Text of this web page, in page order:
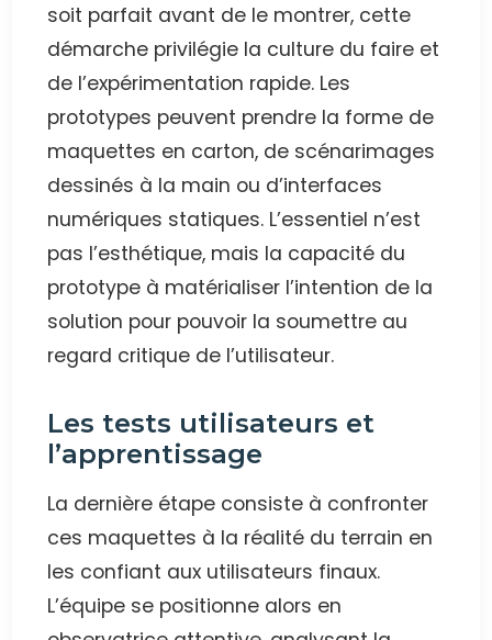
soit parfait avant de le montrer, cette
démarche privilégie la culture du faire et
de l’expérimentation rapide. Les
prototypes peuvent prendre la forme de
maquettes en carton, de scénarimages
dessinés à la main ou d’interfaces
numériques statiques. L’essentiel n’est
pas l’esthétique, mais la capacité du
prototype à matérialiser l’intention de la
solution pour pouvoir la soumettre au
regard critique de l’utilisateur.
Les tests utilisateurs et
l’apprentissage
La dernière étape consiste à confronter
ces maquettes à la réalité du terrain en
les confiant aux utilisateurs finaux.
L’équipe se positionne alors en